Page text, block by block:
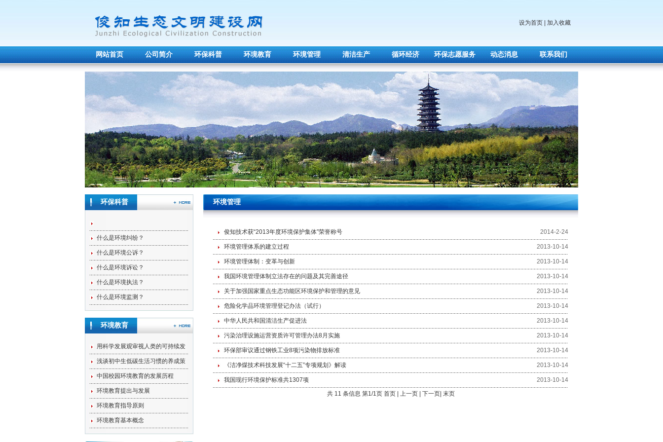
设为首页 加入收藏
网站首页 公司简介 环保科普 环境教育 环境管理 清洁生产 循环经济 环保志愿服务 动态消息 联系我们
环保科普
什么是环境纠纷？
什么是环境公诉？
什么是环境诉讼？
什么是环境执法？
什么是环境监测？
环境教育
用科学发展观审视人类的可持续发
浅谈初中生低碳生活习惯的养成策
中国校园环境教育的发展历程
环境教育提出与发展
环境教育指导原则
环境教育基本概念
环境管理
俊知技术获“2013年度环境保护集体”荣誉称号 2014-2-24
环境管理体系的建立过程 2013-10-14
环境管理体制：变革与创新 2013-10-14
我国环境管理体制立法存在的问题及其完善途径 2013-10-14
关于加强国家重点生态功能区环境保护和管理的意见 2013-10-14
危险化学品环境管理登记办法（试行） 2013-10-14
中华人民共和国清洁生产促进法 2013-10-14
污染治理设施运营资质许可管理办法8月实施 2013-10-14
环保部审议通过钢铁工业8项污染物排放标准 2013-10-14
《洁净煤技术科技发展“十二五”专项规划》解读 2013-10-14
我国现行环境保护标准共1307项
2013-10-14
共 11 条信息 第1/1页 首页 | 上一页 | 下一页| 末页